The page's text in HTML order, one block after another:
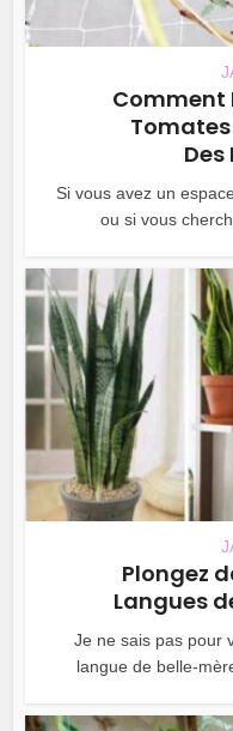
Comment
Tomates
Des
Si vous avez un
ou si vous
Plongez
Langues
Je ne sais pas pour
langue de belle-